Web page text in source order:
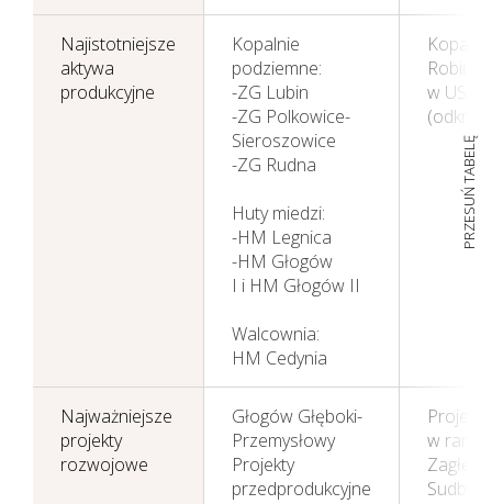
Działania w sferze
środowiska
naturalnego
PRZESUŃ TABELĘ
Najistotniejsze
aktywa
produkcyjne
Kopalnie
podziemne:
-ZG Lubin
-ZG Polkowice-
Sieroszowice
-ZG Rudna
Huty miedzi:
-HM Legnica
-HM Głogów
I i HM Głogów II
Walcownia:
HM Cedynia
w USA
Najważniejsze
projekty
rozwojowe
Głogów Głęboki-
Przemysłowy
Projekty
przedprodukcyjne
Projekt
w
Sudbury